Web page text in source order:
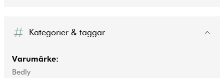
Kategorier & taggar
Varumärke:
Bedly